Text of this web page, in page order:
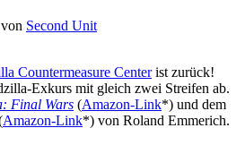
von Second Unit
Countermeasure Centerist zurück!
Exkurs mit gleich zwei Streifen ab.
Final Wars (Amazon-Link*) und dem
Amazon-Link*) von Roland Emmerich.